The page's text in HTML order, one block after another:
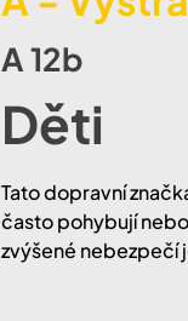
A 12b
Děti
Tato dopravní
často pohybují
zvýšené nebezpečí